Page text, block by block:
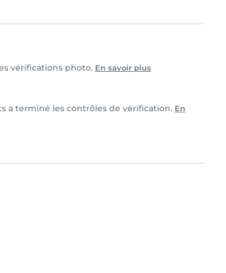
vérifications photo. En savoir plus
a terminé les contrôles de vérification. En